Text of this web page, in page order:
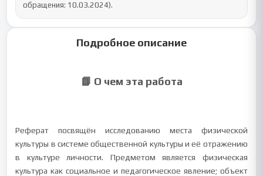
обращения: 10.03.2024).
Подробное описание
📘 О чем эта работа
Реферат посвящён исследованию места физической
культуры в системе общественной культуры и её отражению
в культуре личности. Предметом является физическая
культура как социальное и педагогическое явление; объект